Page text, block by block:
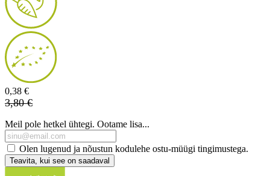
0,38 €
3,80 €
Meil pole hetkel ühtegi. Ootame lisa...
Olen lugenud ja nõustun kodulehe ostu-müügi tingimustega.
Teavita, kui see on saadaval